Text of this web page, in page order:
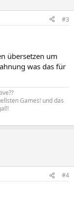
#3
übersetzen um
was das für
Games! und das
#4